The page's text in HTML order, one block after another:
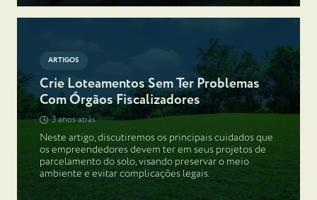
ARTIGOS
Crie Loteamentos Sem Ter Problemas
Com Órgãos Fiscalizadores
3 anos atrás
Neste artigo, discutiremos os principais cuidados que
os empreendedores devem ter em seus projetos de
parcelamento do solo, visando preservar o meio
ambiente e evitar complicações legais.